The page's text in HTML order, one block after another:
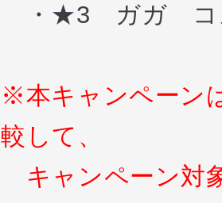
・★3 ガガ
※本キャンペーン
較して、
キャンペーン対